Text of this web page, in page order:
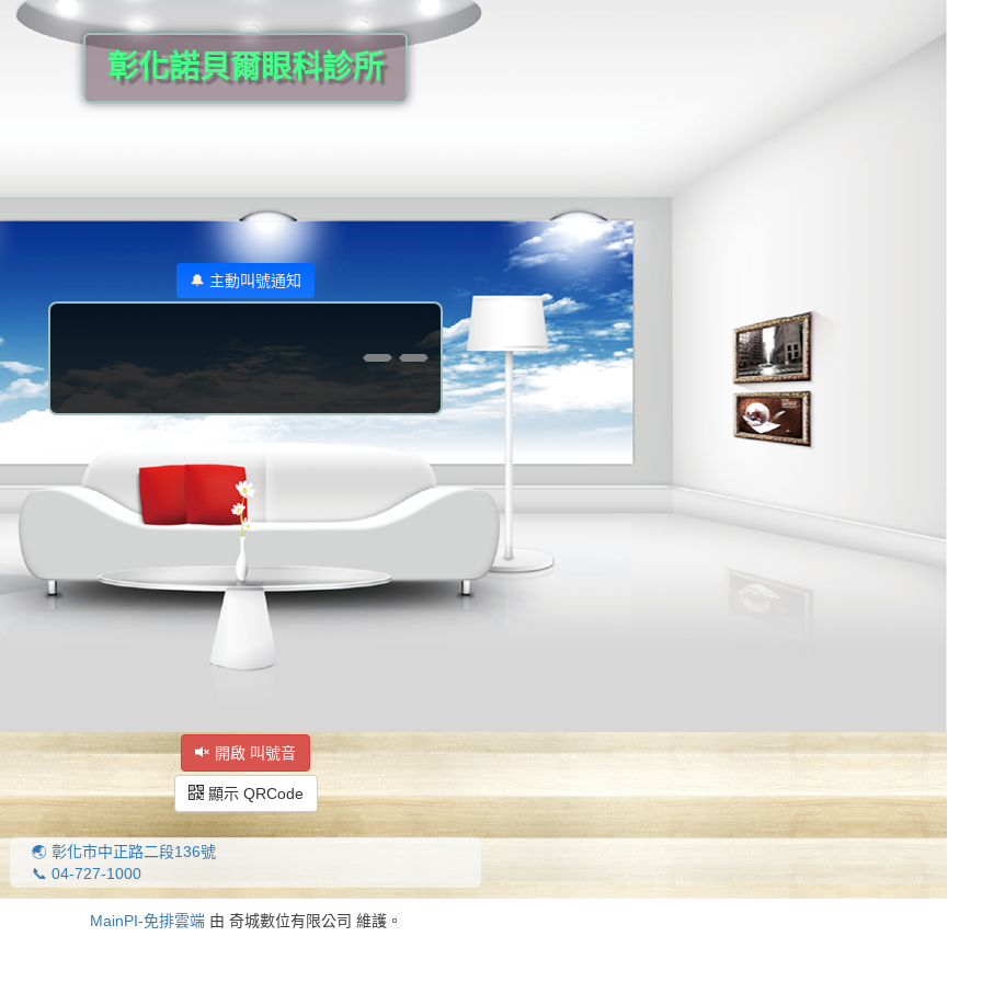
彰化諾貝爾眼科診所
🔔 主動叫號通知
--
開啟 叫號音
顯示 QRCode
🌏 彰化市中正路二段136號
📞 04-727-1000
MainPI-免排雲端由 奇城數位有限公司 維護。